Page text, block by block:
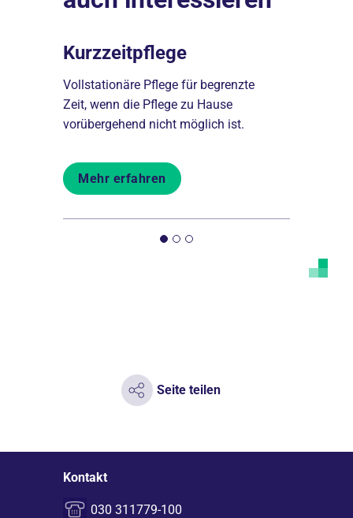
Kurzzeitpflege
Vollstationäre Pflege für begrenzte
Zeit, wenn die Pflege zu Hause
vorübergehend nicht möglich ist.
Mehr erfahren
Seite teilen
Kontakt
030 311779-100